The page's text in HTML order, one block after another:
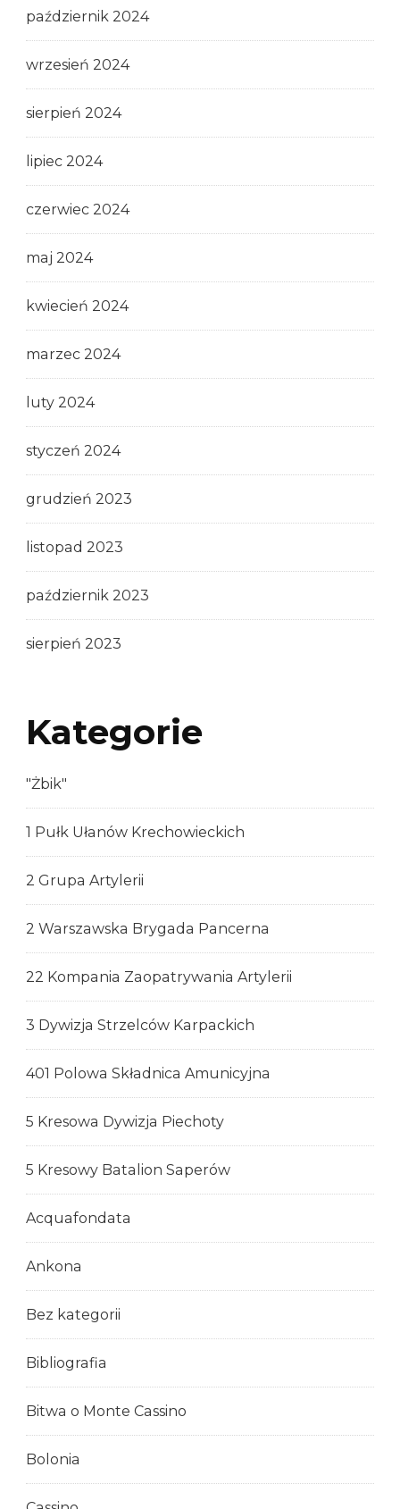
październik 2024
wrzesień 2024
sierpień 2024
lipiec 2024
czerwiec 2024
maj 2024
kwiecień 2024
marzec 2024
luty 2024
styczeń 2024
grudzień 2023
listopad 2023
październik 2023
sierpień 2023
Kategorie
"Żbik"
1 Pułk Ułanów Krechowieckich
2 Grupa Artylerii
2 Warszawska Brygada Pancerna
22 Kompania Zaopatrywania Artylerii
3 Dywizja Strzelców Karpackich
401 Polowa Składnica Amunicyjna
5 Kresowa Dywizja Piechoty
5 Kresowy Batalion Saperów
Acquafondata
Ankona
Bez kategorii
Bibliografia
Bitwa o Monte Cassino
Bolonia